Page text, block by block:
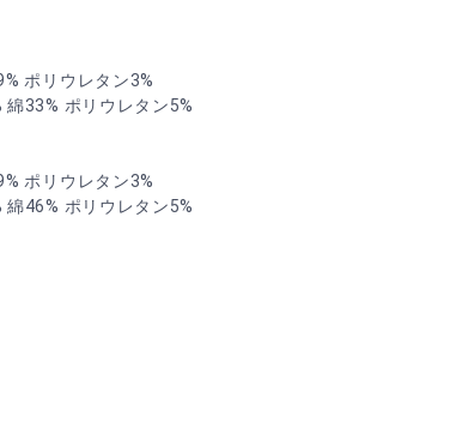
ポリウレタン3%
33% ポリウレタン5%
ポリウレタン3%
46% ポリウレタン5%